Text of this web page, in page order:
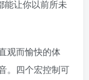
能让你以前所未
观而愉快的体
。四个宏控制可